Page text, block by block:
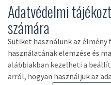
Adatvédelmi
számára
Sütiket használunk az élmény
használatának elemzése és
alábbiakban kezelheti a
arról, hogyan használjuk az